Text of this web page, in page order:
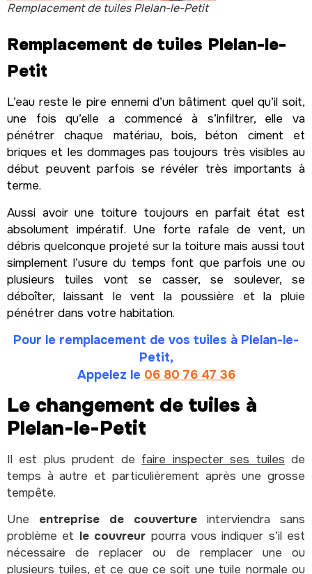
Remplacement de tuiles Plelan-le-Petit
Remplacement de tuiles Plelan-le-
Petit
L’eau reste le pire ennemi d’un bâtiment quel qu’il soit,
une fois qu’elle a commencé à s’infiltrer, elle va
pénétrer chaque matériau, bois, béton ciment et
briques et les dommages pas toujours très visibles au
début peuvent parfois se révéler très importants à
terme.
Aussi avoir une toiture toujours en parfait état est
absolument impératif. Une forte rafale de vent, un
débris quelconque projeté sur la toiture mais aussi tout
simplement l’usure du temps font que parfois une ou
plusieurs tuiles vont se casser, se soulever, se
déboîter, laissant le vent la poussière et la pluie
pénétrer dans votre habitation.
Pour le remplacement de vos tuiles à Plelan-le-
Petit,
Appelez le 06 80 76 47 36
Le changement de tuiles à
Plelan-le-Petit
Il est plus prudent de faire inspecter ses tuiles de
temps à autre et particulièrement après une grosse
tempête.
Une entreprise de couverture interviendra sans
problème et le couvreur pourra vous indiquer s’il est
nécessaire de replacer ou de remplacer une ou
plusieurs tuiles, et ce que ce soit une tuile normale ou